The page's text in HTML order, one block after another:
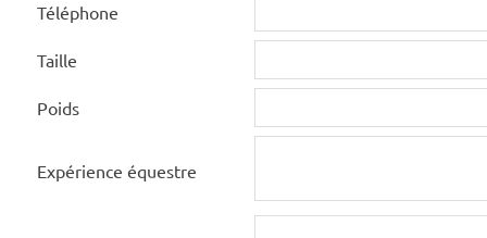
Téléphone
Taille
Poids
Expérience équestre